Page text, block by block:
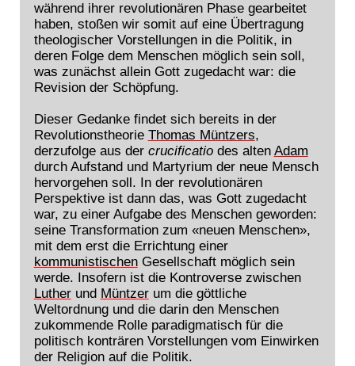
während ihrer revolutionären Phase gearbeitet
haben, stoßen wir somit auf eine Übertragung
theologischer Vorstellungen in die Politik, in
deren Folge dem Menschen möglich sein soll,
was zunächst allein Gott zugedacht war: die
Revision der Schöpfung.
Dieser Gedanke findet sich bereits in der
Revolutionstheorie Thomas Müntzers,
derzufolge aus der crucificatiodes alten Adam
durch Aufstand und Martyrium der neue Mensch
hervorgehen soll. In der revolutionären
Perspektive ist dann das, was Gott zugedacht
war, zu einer Aufgabe des Menschen geworden:
seine Transformation zum «neuen Menschen»,
mit dem erst die Errichtung einer
kommunistischenGesellschaft möglich sein
werde. Insofern ist die Kontroverse zwischen
Lutherund Müntzerum die göttliche
Weltordnung und die darin den Menschen
zukommende Rolle paradigmatisch für die
politisch konträren Vorstellungen vom Einwirken
der Religion auf die Politik.